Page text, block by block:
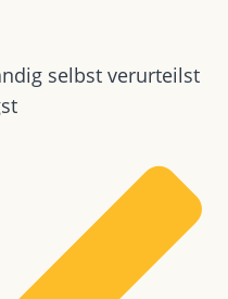
selbst verurteilst